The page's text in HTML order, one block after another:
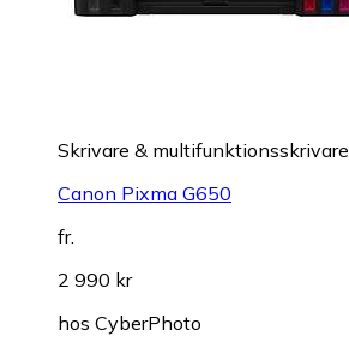
Skrivare & multifunktionsskrivare
Canon Pixma G650
fr.
2 990 kr
hos CyberPhoto